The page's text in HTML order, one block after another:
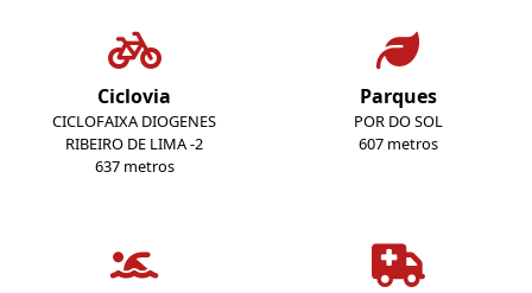
Ciclovia
CICLOFAIXA DIOGENES
RIBEIRO DE LIMA -2
637 metros
Parques
POR DO SOL
607 metros